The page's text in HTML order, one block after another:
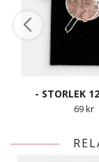
- STORLEK
69 kr